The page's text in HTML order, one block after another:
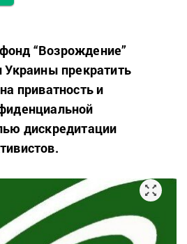
“Возрождение”
Украины прекратить
приватность и
дискредитации